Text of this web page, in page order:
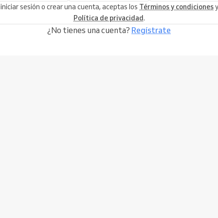
sesión o crear una cuenta, aceptas los Términos y condiciones
Política de privacidad.
¿No tienes una cuenta? Regístrate